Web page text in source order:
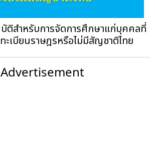
ติสำหรับการจัดการศึกษาแก่บุคคลที่
ะเบียนราษฎรหรือไม่มีสัญชาติไทย
Advertisement